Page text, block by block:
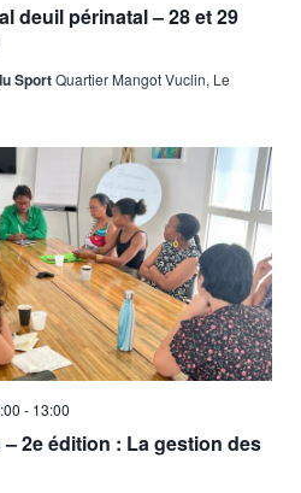
deuil périnatal – 28 et 29
SportQuartier Mangot Vuclin, Le
- 13:00
2e édition : La gestion des